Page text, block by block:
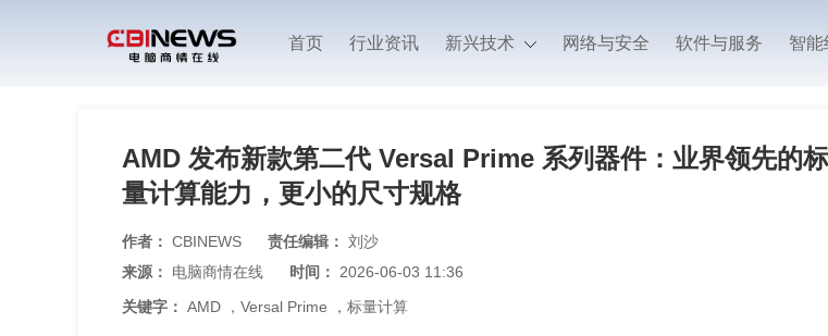
首页 行业资讯 新兴技术 网络与安全 软件与服务 智能
AMD 发布新款第二代 Versal Prime 系列器件：业界领先的标
量计算能力，更小的尺寸规格
作者： CBINEWS 责任编辑： 刘沙
来源： 电脑商情在线 时间： 2026-06-03 11:36
关键字： AMD ， Versal Prime ， 标量计算